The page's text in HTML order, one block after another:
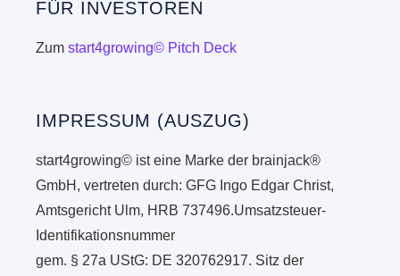
FÜR INVESTOREN
Zumstart4growing© Pitch Deck
IMPRESSUM (AUSZUG)
start4growing© ist eine Marke der brainjack®
GmbH, vertreten durch: GFG Ingo Edgar Christ,
Amtsgericht Ulm, HRB 737496.Umsatzsteuer-
Identifikationsnummer
gem. § 27a UStG: DE 320762917. Sitz der